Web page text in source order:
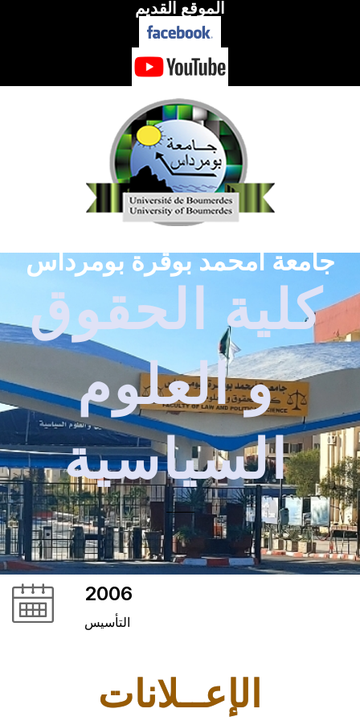
الموقع القديم
جامعة أمحمد بوقرة بومرداس
كلية الحقوق
و العلوم
السياسية
2006
التأسيس
الإعــلانات